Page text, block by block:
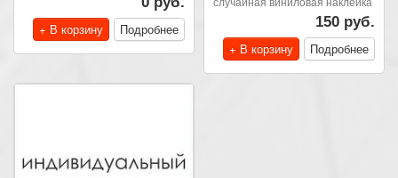
+ В корзину
Подробнее
150 руб.
+ В корзину
Подробнее